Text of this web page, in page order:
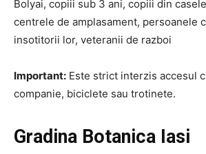
Bolyai, copiii sub 3 ani, copiii din
centrele de amplasament, persoanele
insotitorii lor, veteranii de razboi
Important: Este strict interzis accesul
companie, biciclete sau trotinete.
Gradina Botanica Iasi